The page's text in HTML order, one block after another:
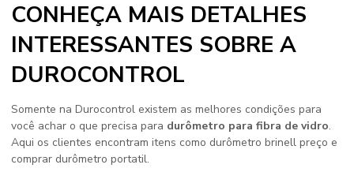
CONHEÇA MAIS DETALHES
INTERESSANTES SOBRE A
DUROCONTROL
Somente na Durocontrol existem as melhores condições para
você achar o que precisa para durômetro para fibra de vidro.
Aqui os clientes encontram itens como durômetro brinell preço e
comprar durômetro portatil.